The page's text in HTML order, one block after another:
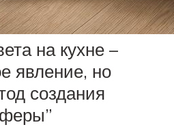
на кухне –
явление, но
создания